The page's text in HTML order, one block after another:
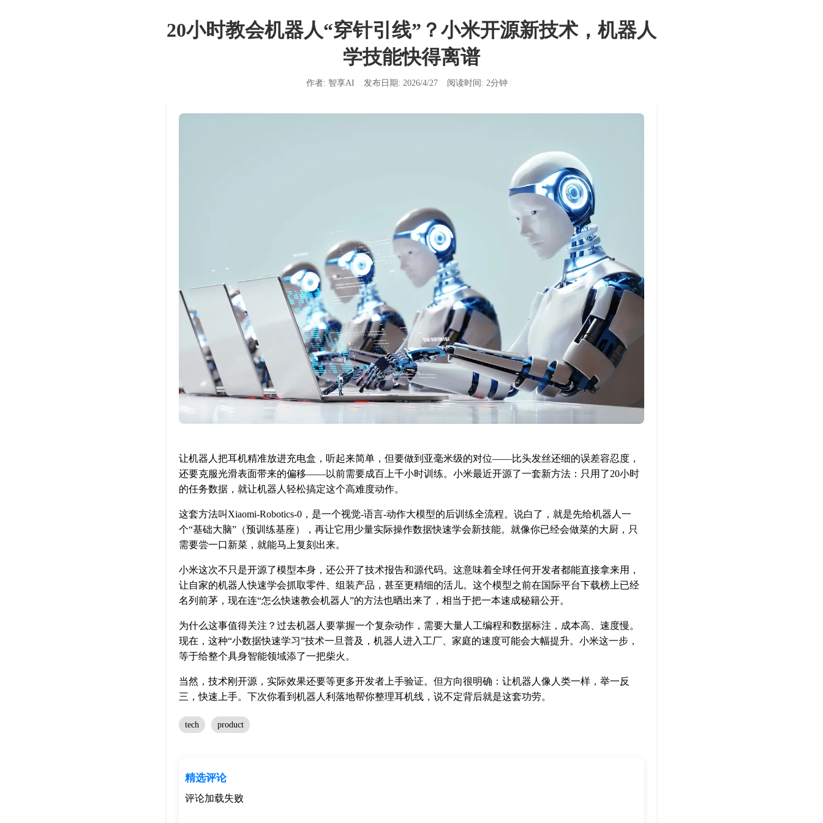
20小时教会机器人“穿针引线”？小米开源新技术，机器人
学技能快得离谱
作者: 智享AI 发布日期: 2026/4/27 阅读时间: 2分钟
让机器人把耳机精准放进充电盒，听起来简单，但要做到亚毫米级的对位——比头发丝还细的误差容忍度，
还要克服光滑表面带来的偏移——以前需要成百上千小时训练。小米最近开源了一套新方法：只用了20小时
的任务数据，就让机器人轻松搞定这个高难度动作。
这套方法叫Xiaomi-Robotics-0，是一个视觉-语言-动作大模型的后训练全流程。说白了，就是先给机器人一
个“基础大脑”（预训练基座），再让它用少量实际操作数据快速学会新技能。就像你已经会做菜的大厨，只
需要尝一口新菜，就能马上复刻出来。
小米这次不只是开源了模型本身，还公开了技术报告和源代码。这意味着全球任何开发者都能直接拿来用，
让自家的机器人快速学会抓取零件、组装产品，甚至更精细的活儿。这个模型之前在国际平台下载榜上已经
名列前茅，现在连“怎么快速教会机器人”的方法也晒出来了，相当于把一本速成秘籍公开。
为什么这事值得关注？过去机器人要掌握一个复杂动作，需要大量人工编程和数据标注，成本高、速度慢。
现在，这种“小数据快速学习”技术一旦普及，机器人进入工厂、家庭的速度可能会大幅提升。小米这一步，
等于给整个具身智能领域添了一把柴火。
当然，技术刚开源，实际效果还要等更多开发者上手验证。但方向很明确：让机器人像人类一样，举一反
三，快速上手。下次你看到机器人利落地帮你整理耳机线，说不定背后就是这套功劳。
tech product
精选评论
评论加载失败